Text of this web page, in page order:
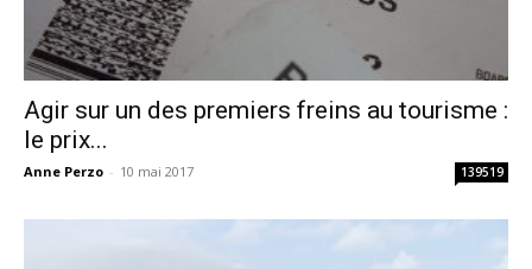
Agir sur un des premiers freins au tourisme :
le prix...
Anne Perzo - 10 mai 2017 139519